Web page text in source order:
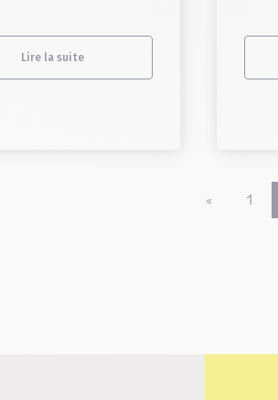
Lire la suite
« 1